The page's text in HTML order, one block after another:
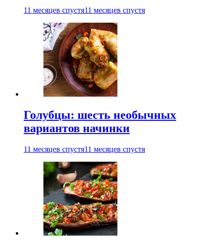
11 месяцев спустя11 месяцев спустя
Голубцы: шесть необычных
вариантов начинки
11 месяцев спустя11 месяцев спустя